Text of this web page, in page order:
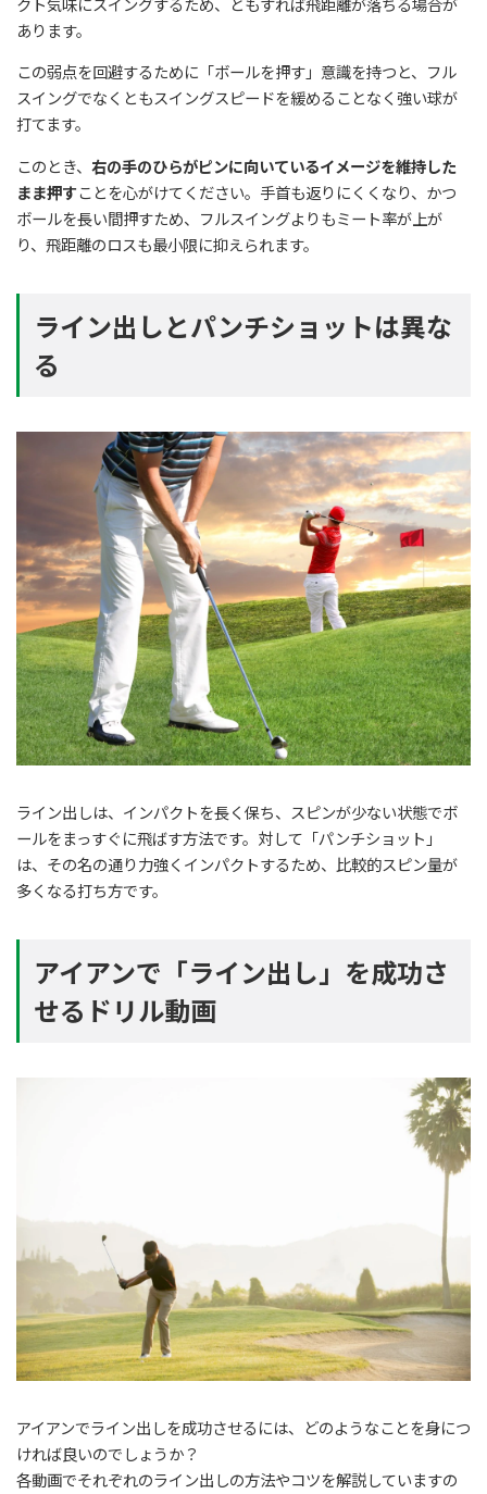
クト気味にスイングするため、ともすれば飛距離が落ちる場合が
あります。
この弱点を回避するために「ボールを押す」意識を持つと、フル
スイングでなくともスイングスピードを緩めることなく強い球が
打てます。
このとき、 右の手のひらがピンに向いているイメージを維持した
まま押すことを心がけてください。手首も返りにくくなり、かつ
ボールを長い間押すため、フルスイングよりもミート率が上が
り、飛距離のロスも最小限に抑えられます。
ライン出しとパンチショットは異な
る
ライン出しは、インパクトを長く保ち、スピンが少ない状態でボ
ールをまっすぐに飛ばす方法です。対して「パンチショット」
は、その名の通り力強くインパクトするため、比較的スピン量が
多くなる打ち方です。
アイアンで「ライン出し」を成功さ
せるドリル動画
アイアンでライン出しを成功させるには、どのようなことを身につ
ければ良いのでしょうか？
各動画でそれぞれのライン出しの方法やコツを解説していますの